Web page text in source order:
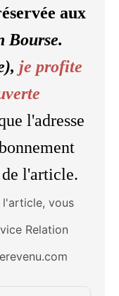
aux
Bourse.
je profite
l'adresse
l'article.
vous
Relation